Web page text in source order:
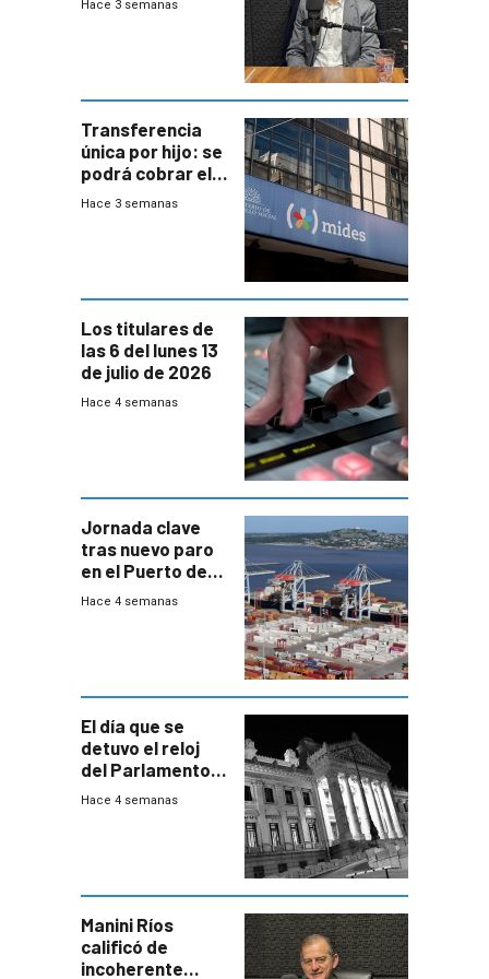
Hace 3 semanas
Transferencia
única por hijo: se
podrá cobrar el
100% en efectivo
Hace 3 semanas
Los titulares de
las 6 del lunes 13
de julio de 2026
Hace 4 semanas
Jornada clave
tras nuevo paro
en el Puerto de
Montevideo
Hace 4 semanas
El día que se
detuvo el reloj
del Parlamento
para negociar
Hace 4 semanas
Manini Ríos
calificó de
incoherente